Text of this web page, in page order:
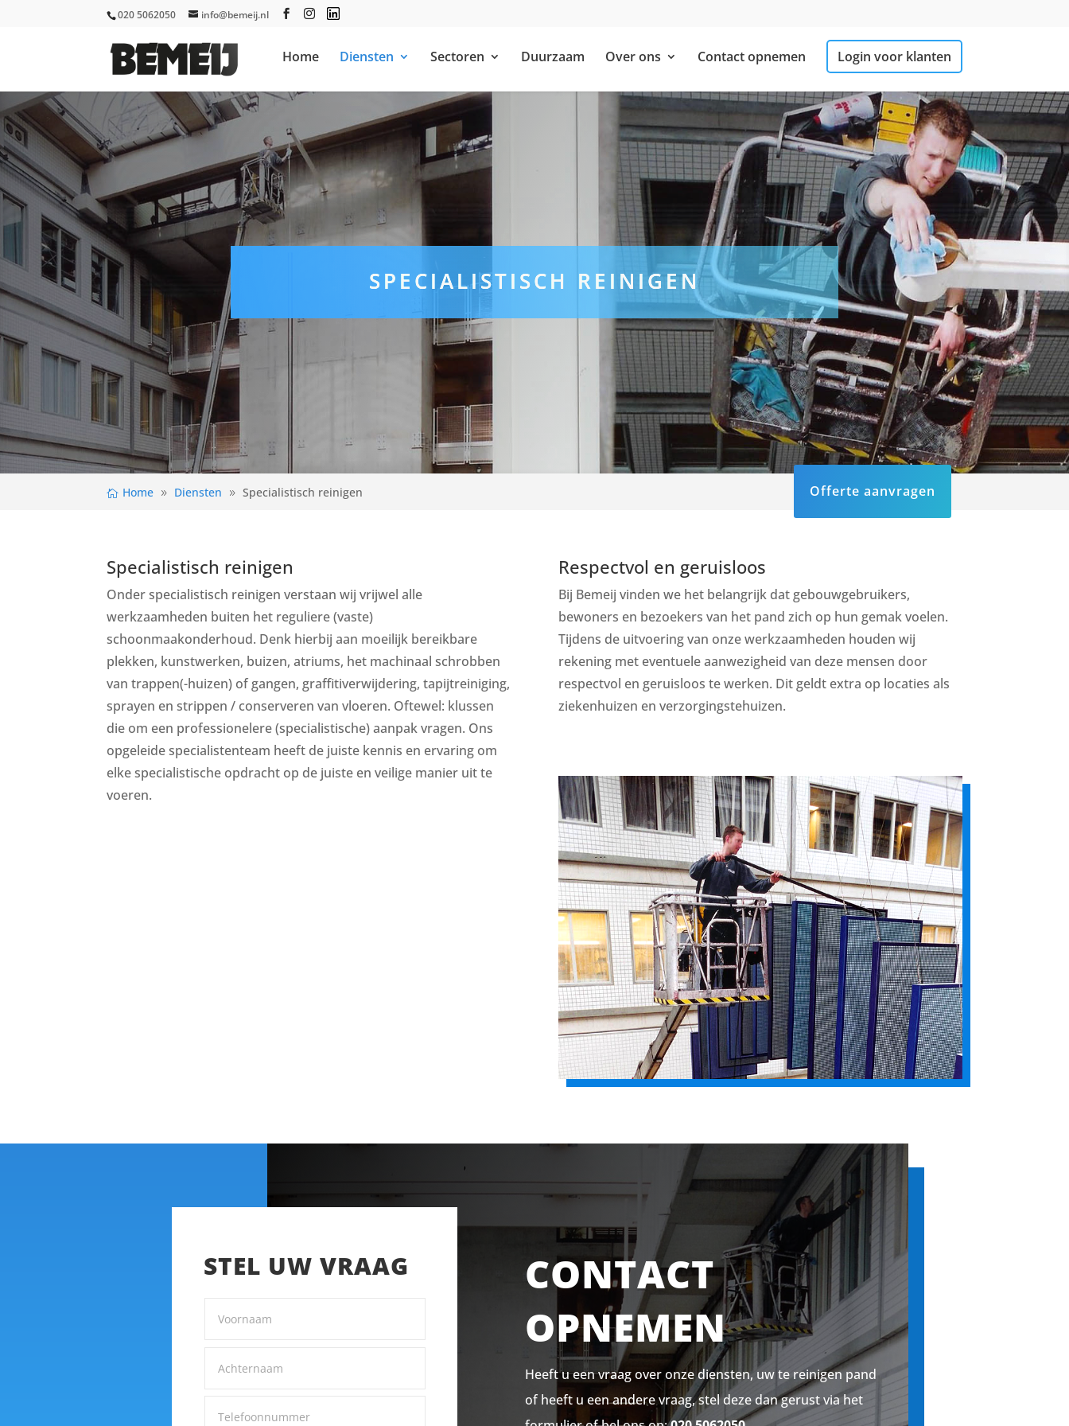
020 5062050 info@bemeij.nl
Home Diensten Sectoren Duurzaam Over ons Contact opnemen Login voor klanten
SPECIALISTISCH REINIGEN
Home Diensten Specialistisch reinigen Offerte aanvragen
Specialistisch reinigen
Onder specialistisch reinigen verstaan wij vrijwel alle
werkzaamheden buiten het reguliere (vaste)
schoonmaakonderhoud. Denk hierbij aan moeilijk bereikbare
plekken, kunstwerken, buizen, atriums, het machinaal schrobben
van trappen(-huizen) of gangen, graffitiverwijdering, tapijtreiniging,
sprayen en strippen / conserveren van vloeren. Oftewel: klussen
die om een professionelere (specialistische) aanpak vragen. Ons
opgeleide specialistenteam heeft de juiste kennis en ervaring om
elke specialistische opdracht op de juiste en veilige manier uit te
voeren.
Respectvol en geruisloos
Bij Bemeij vinden we het belangrijk dat gebouwgebruikers,
bewoners en bezoekers van het pand zich op hun gemak voelen.
Tijdens de uitvoering van onze werkzaamheden houden wij
rekening met eventuele aanwezigheid van deze mensen door
respectvol en geruisloos te werken. Dit geldt extra op locaties als
ziekenhuizen en verzorgingstehuizen.
STEL UW VRAAG
CONTACT
OPNEMEN
Heeft u een vraag over onze diensten, uw te reinigen pand
of heeft u een andere vraag, stel deze dan gerust via het